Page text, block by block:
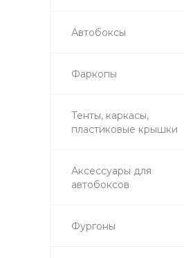
Автобоксы
Фаркопы
Тенты, каркасы,
пластиковые крышки
Аксессуары для
автобоксов
Фургоны